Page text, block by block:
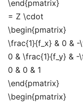
\end{pmatrix}
= Z \cdot
\begin{pmatrix}
\frac{1}{f_x} & 0 &
0 & \frac{1}{f_y} & -
0 & 0 & 1
\end{pmatrix}
\begin{pmatrix}